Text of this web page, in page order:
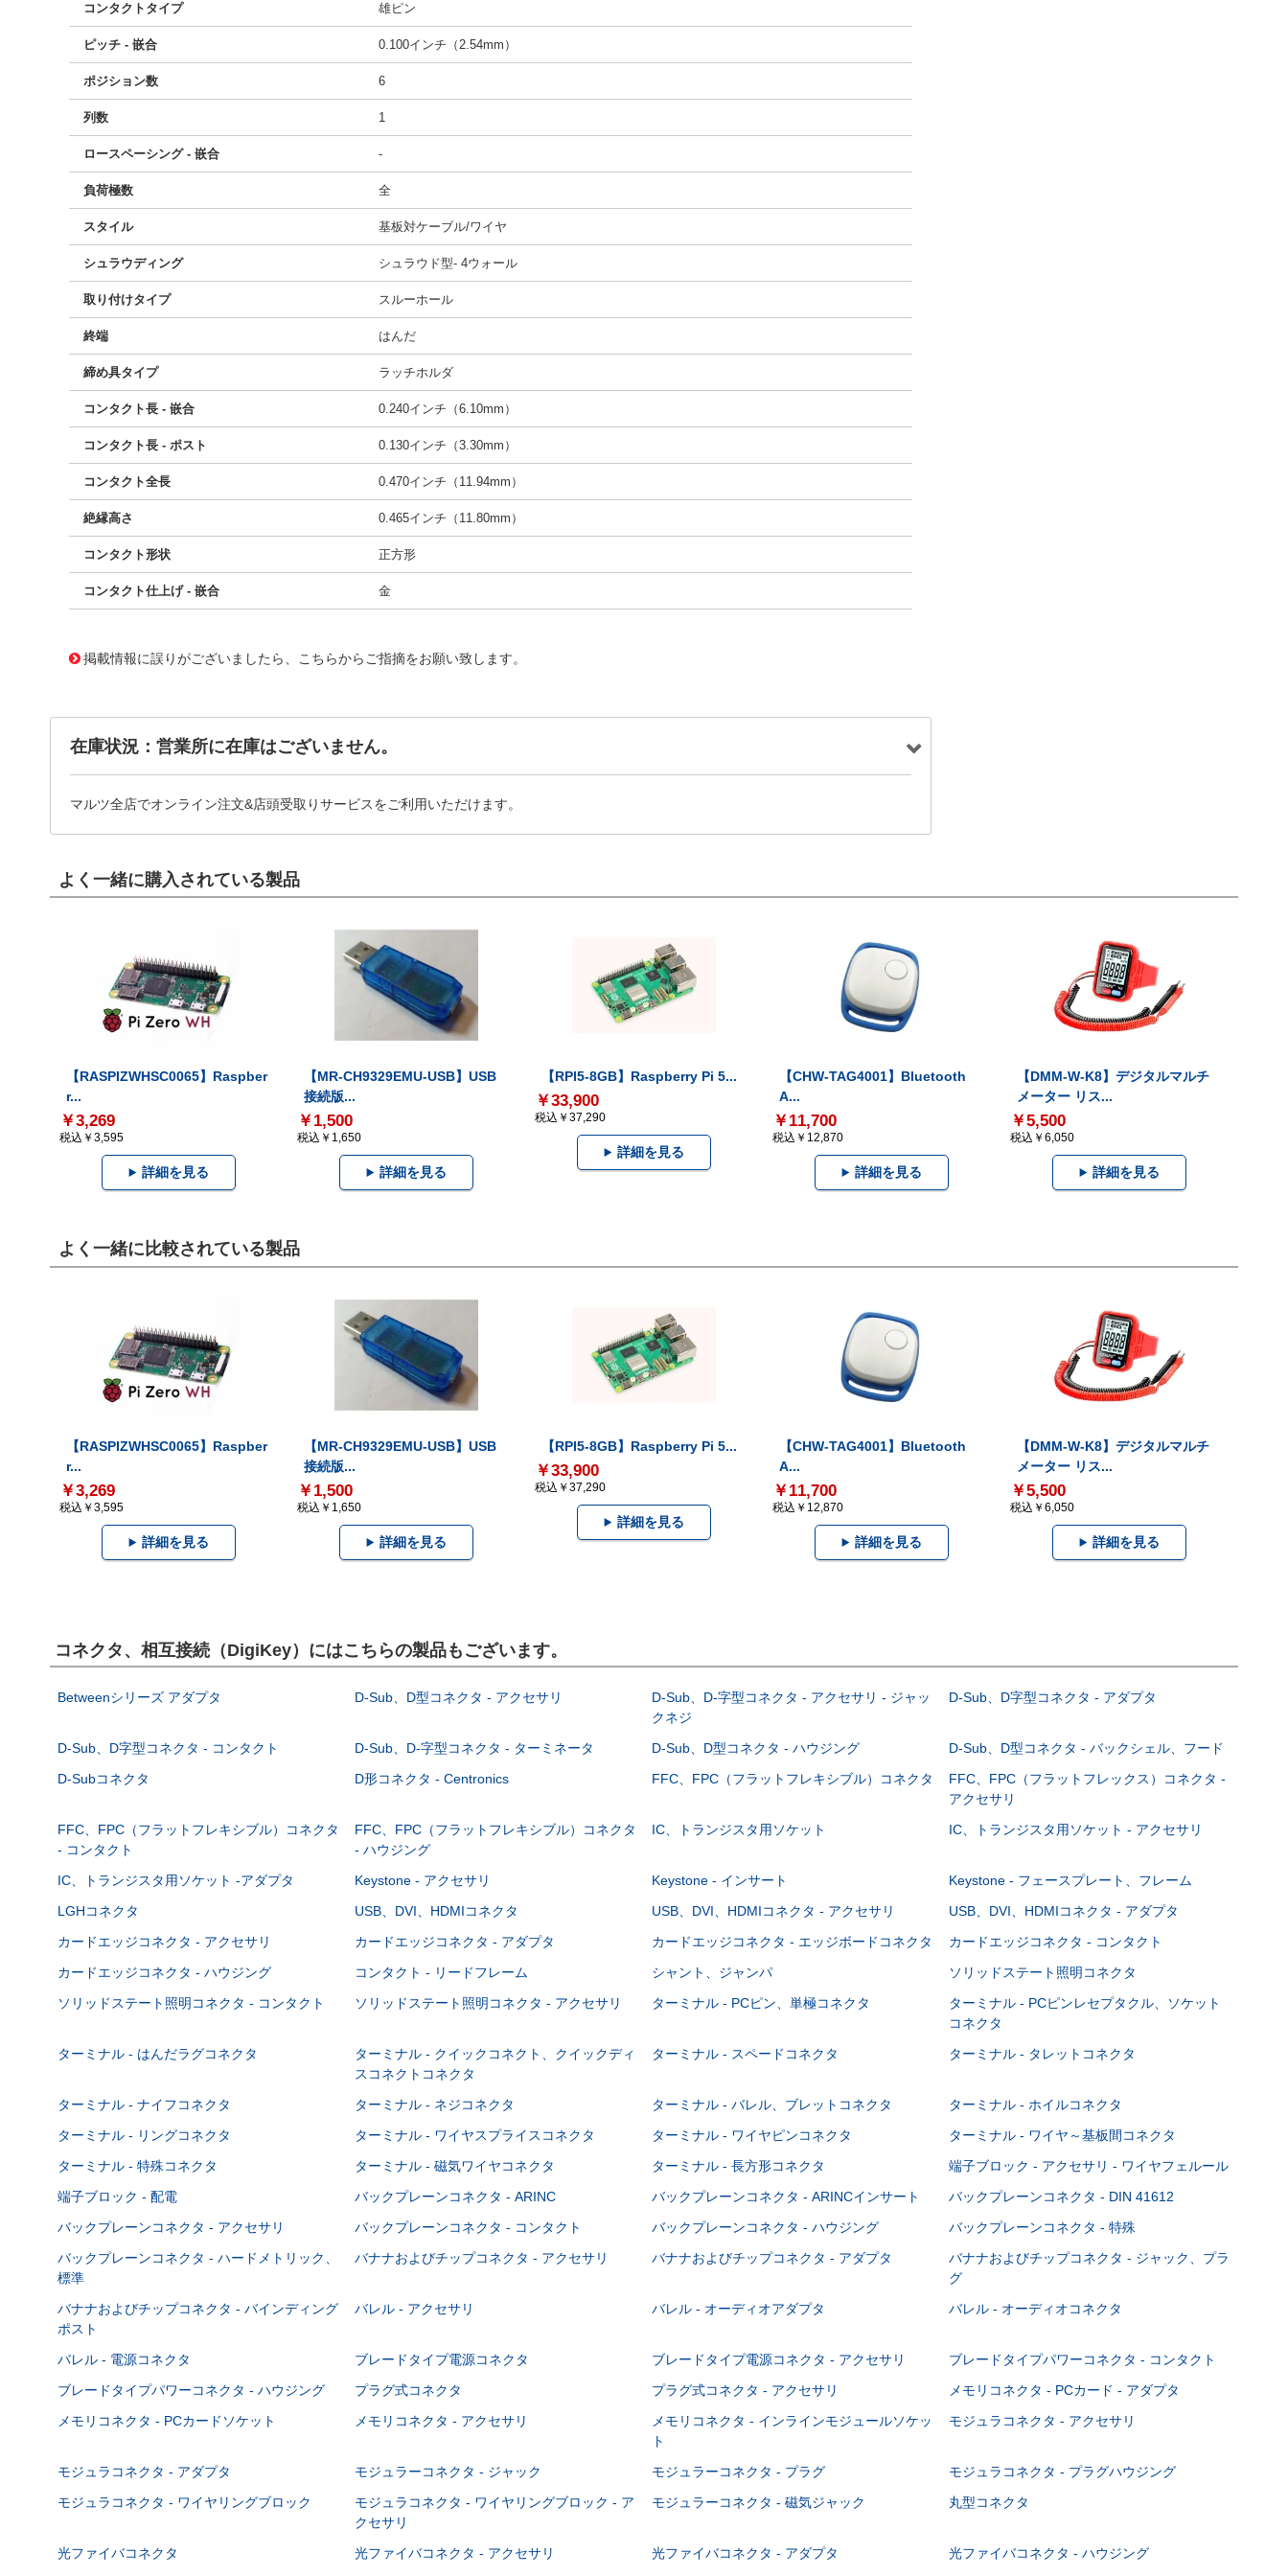
コンタクトタイプ 雄ピン
ピッチ - 嵌合 0.100インチ（2.54mm）
ポジション数 6
列数 1
ロースペーシング - 嵌合 -
負荷極数 全
スタイル 基板対ケーブル/ワイヤ
シュラウディング シュラウド型- 4ウォール
取り付けタイプ スルーホール
終端 はんだ
締め具タイプ ラッチホルダ
コンタクト長 - 嵌合 0.240インチ（6.10mm）
コンタクト長 - ポスト 0.130インチ（3.30mm）
コンタクト全長 0.470インチ（11.94mm）
絶縁高さ 0.465インチ（11.80mm）
コンタクト形状 正方形
コンタクト仕上げ - 嵌合 金
掲載情報に誤りがございましたら、こちらからご指摘をお願い致します。
在庫状況：営業所に在庫はございません。
マルツ全店でオンライン注文&店頭受取りサービスをご利用いただけます。
よく一緒に購入されている製品
【RASPIZWHSC0065】Raspber
r...
￥3,269
税込￥3,595
詳細を見る
【MR-CH9329EMU-USB】USB
接続版...
￥1,500
税込￥1,650
詳細を見る
【RPI5-8GB】Raspberry Pi 5...
￥33,900
税込￥37,290
詳細を見る
【CHW-TAG4001】Bluetooth
A...
￥11,700
税込￥12,870
詳細を見る
【DMM-W-K8】デジタルマルチ
メーター リス...
￥5,500
税込￥6,050
詳細を見る
よく一緒に比較されている製品
【RASPIZWHSC0065】Raspber
r...
￥3,269
税込￥3,595
詳細を見る
【MR-CH9329EMU-USB】USB
接続版...
￥1,500
税込￥1,650
詳細を見る
【RPI5-8GB】Raspberry Pi 5...
￥33,900
税込￥37,290
詳細を見る
【CHW-TAG4001】Bluetooth
A...
￥11,700
税込￥12,870
詳細を見る
【DMM-W-K8】デジタルマルチ
メーター リス...
￥5,500
税込￥6,050
詳細を見る
コネクタ、相互接続（DigiKey）にはこちらの製品もございます。
Betweenシリーズ アダプタ D-Sub、D型コネクタ - アクセサリ
D-Sub、D-字型コネクタ - アクセサリ - ジャッ
クネジ
D-Sub、D字型コネクタ - アダプタ
D-Sub、D字型コネクタ - コンタクト D-Sub、D-字型コネクタ - ターミネータ D-Sub、D型コネクタ - ハウジング
D-Sub、D型コネクタ - バックシェル、フード
D-Subコネクタ
D形コネクタ - Centronics FFC、FPC（フラットフレキシブル）コネクタ
FFC、FPC（フラットフレックス）コネクタ -
アクセサリ
FFC、FPC（フラットフレキシブル）コネクタ
- コンタクト
FFC、FPC（フラットフレキシブル）コネクタ
- ハウジング
IC、トランジスタ用ソケット IC、トランジスタ用ソケット - アクセサリ
IC、トランジスタ用ソケット -アダプタ Keystone - アクセサリ Keystone - インサート
Keystone - フェースプレート、フレーム
LGHコネクタ
USB、DVI、HDMIコネクタ USB、DVI、HDMIコネクタ - アクセサリ
USB、DVI、HDMIコネクタ - アダプタ
カードエッジコネクタ - アクセサリ
カードエッジコネクタ - アダプタ カードエッジコネクタ - エッジボードコネクタ
カードエッジコネクタ - コンタクト
カードエッジコネクタ - ハウジング
コンタクト - リードフレーム シャント、ジャンパ
ソリッドステート照明コネクタ
ソリッドステート照明コネクタ - コンタクト
ソリッドステート照明コネクタ - アクセサリ ターミナル - PCピン、単極コネクタ
ターミナル - PCピンレセプタクル、ソケット
コネクタ
ターミナル - はんだラグコネクタ
ターミナル - クイックコネクト、クイックディ
スコネクトコネクタ
ターミナル - スペードコネクタ ターミナル - タレットコネクタ
ターミナル - ナイフコネクタ ターミナル - ネジコネクタ ターミナル - バレル、ブレットコネクタ
ターミナル - ホイルコネクタ
ターミナル - リングコネクタ
ターミナル - ワイヤスプライスコネクタ ターミナル - ワイヤピンコネクタ
ターミナル - ワイヤ～基板間コネクタ
ターミナル - 特殊コネクタ
ターミナル - 磁気ワイヤコネクタ ターミナル - 長方形コネクタ
端子ブロック - アクセサリ - ワイヤフェルール
端子ブロック - 配電
バックプレーンコネクタ - ARINC バックプレーンコネクタ - ARINCインサート
バックプレーンコネクタ - DIN 41612
バックプレーンコネクタ - アクセサリ
バックプレーンコネクタ - コンタクト バックプレーンコネクタ - ハウジング
バックプレーンコネクタ - 特殊
バックプレーンコネクタ - ハードメトリック、
標準
バナナおよびチップコネクタ - アクセサリ バナナおよびチップコネクタ - アダプタ
バナナおよびチップコネクタ - ジャック、プラ
グ
バナナおよびチップコネクタ - バインディング
ポスト
バレル - アクセサリ バレル - オーディオアダプタ バレル - オーディオコネクタ
バレル - 電源コネクタ ブレードタイプ電源コネクタ ブレードタイプ電源コネクタ - アクセサリ
ブレードタイプパワーコネクタ - コンタクト
ブレードタイプパワーコネクタ - ハウジング
プラグ式コネクタ プラグ式コネクタ - アクセサリ
メモリコネクタ - PCカード - アダプタ
メモリコネクタ - PCカードソケット
メモリコネクタ - アクセサリ
メモリコネクタ - インラインモジュールソケッ
ト
モジュラコネクタ - アクセサリ
モジュラコネクタ - アダプタ モジュラーコネクタ - ジャック モジュラーコネクタ - プラグ
モジュラコネクタ - プラグハウジング
モジュラコネクタ - ワイヤリングブロック
モジュラコネクタ - ワイヤリングブロック - ア
クセサリ
モジュラーコネクタ - 磁気ジャック 丸型コネクタ
光ファイバコネクタ 光ファイバコネクタ - アクセサリ 光ファイバコネクタ - アダプタ
光ファイバコネクタ - ハウジング